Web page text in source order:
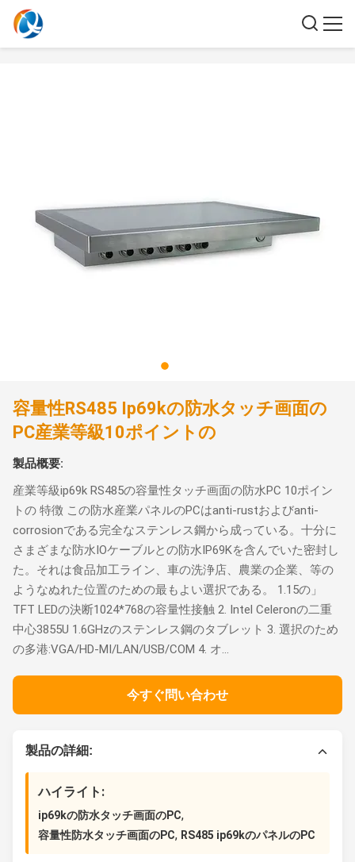
容量性RS485 Ip69kの防水タッチ画面の
PC産業等級10ポイントの
製品概要:
産業等級ip69k RS485の容量性タッチ画面の防水PC 10ポイン
トの 特徴 この防水産業パネルのPCはanti-rustおよびanti-
corrosionである完全なステンレス鋼から成っている。十分に
さまざまな防水IOケーブルとの防水IP69Kを含んでいた密封し
た。それは食品加工ライン、車の洗浄店、農業の企業、等の
ようなぬれた位置のための最もよい選択である。 1.15の」
TFT LEDの決断1024*768の容量性接触 2. Intel Celeronの二重
中心3855U 1.6GHzのステンレス鋼のタブレット 3. 選択のため
の多港:VGA/HD-MI/LAN/USB/COM 4. オ...
今すぐ問い合わせ
製品の詳細:
ハイライト:
ip69kの防水タッチ画面のPC,
容量性防水タッチ画面のPC, RS485 ip69kのパネルのPC